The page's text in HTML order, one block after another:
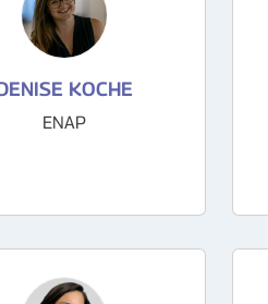
KOCHE
ENAP